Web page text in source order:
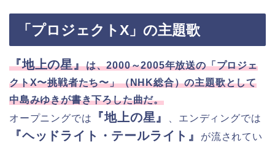
「プロジェクトX」の主題歌
『地上の星』は、2000～2005年放送の「プロジェ
クトX〜挑戦者たち〜」（NHK総合）の主題歌として
中島みゆきが書き下ろした曲だ。
オープニングでは
『地上の星』 、エンディングでは
『ヘッドライト・テールライト』
が流されてい